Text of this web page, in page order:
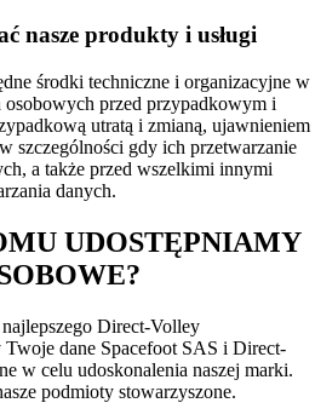
nasze produkty i usługi
środki techniczne i organizacyjne w
osobowych przed przypadkowym i
utratą i zmianą, ujawnieniem
szczególności gdy ich przetwarzanie
a także przed wszelkimi innymi
danych.
UDOSTĘPNIAMY
Direct-Volley
dane Spacefoot SAS i Direct-
w celu udoskonalenia naszej marki.
podmioty stowarzyszone.